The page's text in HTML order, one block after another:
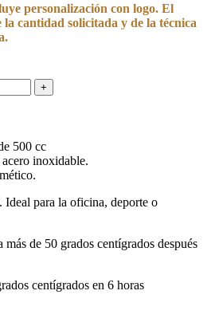
personalización con logo. El
cantidad solicitada y de la técnica
500 cc
inoxidable.
Ideal para la oficina, deporte o
de 50 grados centígrados después
centígrados en 6 horas